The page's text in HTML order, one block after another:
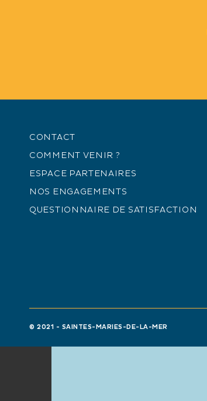
+
CONTACT
COMMENT VENIR ?
ESPACE PARTENAIRES
NOS ENGAGEMENTS
QUESTIONNAIRE DE SATISFACTION
© 2021 - SAINTES-MARIES-DE-LA-MER